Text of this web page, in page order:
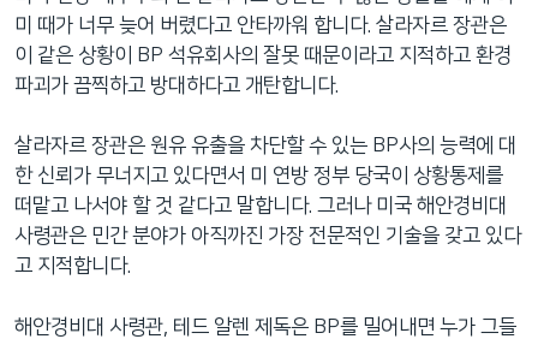
동
색
등
미 때가 너무 늦어 버렸다고 안타까워 합니다. 살라자르 장관은
이 같은 상황이 BP 석유회사의 잘못 때문이라고 지적하고 환경
파괴가 끔찍하고 방대하다고 개탄합니다.
살라자르 장관은 원유 유출을 차단할 수 있는 BP사의 능력에 대
한 신뢰가 무너지고 있다면서 미 연방 정부 당국이 상황통제를
떠맡고 나서야 할 것 같다고 말합니다. 그러나 미국 해안경비대
사령관은 민간 분야가 아직까진 가장 전문적인 기술을 갖고 있다
고 지적합니다.
해안경비대 사령관, 테드 알렌 제독은 BP를 밀어내면 누가 그들